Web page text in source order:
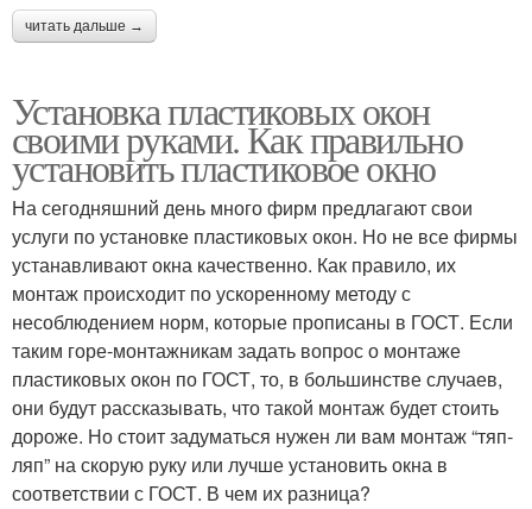
доме
читать дальше →
Установка пластиковых окон
своими руками. Как правильно
установить пластиковое окно
На сегодняшний день много фирм предлагают свои
услуги по установке пластиковых окон. Но не все фирмы
устанавливают окна качественно. Как правило, их
монтаж происходит по ускоренному методу с
несоблюдением норм, которые прописаны в ГОСТ. Если
таким горе-монтажникам задать вопрос о монтаже
пластиковых окон по ГОСТ, то, в большинстве случаев,
они будут рассказывать, что такой монтаж будет стоить
дороже. Но стоит задуматься нужен ли вам монтаж “тяп-
ляп” на скорую руку или лучше установить окна в
соответствии с ГОСТ. В чем их разница?